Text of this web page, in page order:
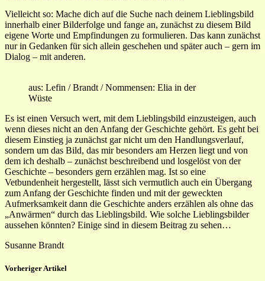
Vielleicht so: Mache dich auf die Suche nach deinem Lieblingsbild
innerhalb einer Bilderfolge und fange an, zunächst zu diesem Bild
eigene Worte und Empfindungen zu formulieren. Das kann zunächst
nur in Gedanken für sich allein geschehen und später auch – gern im
Dialog – mit anderen.
aus: Lefin / Brandt / Nommensen: Elia in der
Wüste
Es ist einen Versuch wert, mit dem Lieblingsbild einzusteigen, auch
wenn dieses nicht an den Anfang der Geschichte gehört. Es geht bei
diesem Einstieg ja zunächst gar nicht um den Handlungsverlauf,
sondern um das Bild, das mir besonders am Herzen liegt und von
dem ich deshalb – zunächst beschreibend und losgelöst von der
Geschichte – besonders gern erzählen mag. Ist so eine
Vetbundenheit hergestellt, lässt sich vermutlich auch ein Übergang
zum Anfang der Geschichte finden und mit der geweckten
Aufmerksamkeit dann die Geschichte anders erzählen als ohne das
„Anwärmen“ durch das Lieblingsbild. Wie solche Lieblingsbilder
aussehen könnten? Einige sind in diesem Beitrag zu sehen…
Susanne Brandt
Vorheriger Artikel